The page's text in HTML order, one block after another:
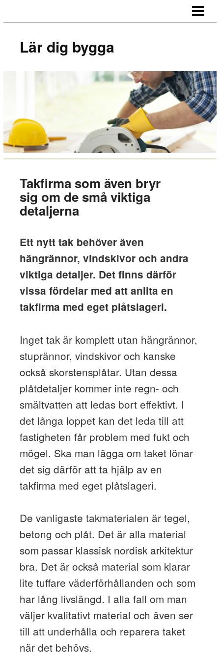
BYGG EGEN SÄNGGAVEL
BYGGA BORD AV LASTPALLAR
Lär dig bygga
Takfirma som även bryr
sig om de små viktiga
detaljerna
Ett nytt tak behöver även
hängrännor, vindskivor och andra
viktiga detaljer. Det finns därför
vissa fördelar med att anlita en
takfirma med eget plåtslageri.
Inget tak är komplett utan hängrännor,
stuprännor, vindskivor och kanske
också skorstensplåtar. Utan dessa
plåtdetaljer kommer inte regn- och
smältvatten att ledas bort effektivt. I
det långa loppet kan det leda till att
fastigheten får problem med fukt och
mögel. Ska man lägga om taket lönar
det sig därför att ta hjälp av en
takfirma med eget plåtslageri.
De vanligaste takmaterialen är tegel,
betong och plåt. Det är alla material
som passar klassisk nordisk arkitektur
bra. Det är också material som klarar
lite tuffare väderförhållanden och som
har lång livslängd. I alla fall om man
väljer kvalitativt material och även ser
till att underhålla och reparera taket
när det behövs.